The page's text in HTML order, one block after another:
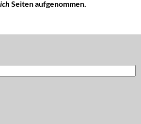
Seiten aufgenommen.